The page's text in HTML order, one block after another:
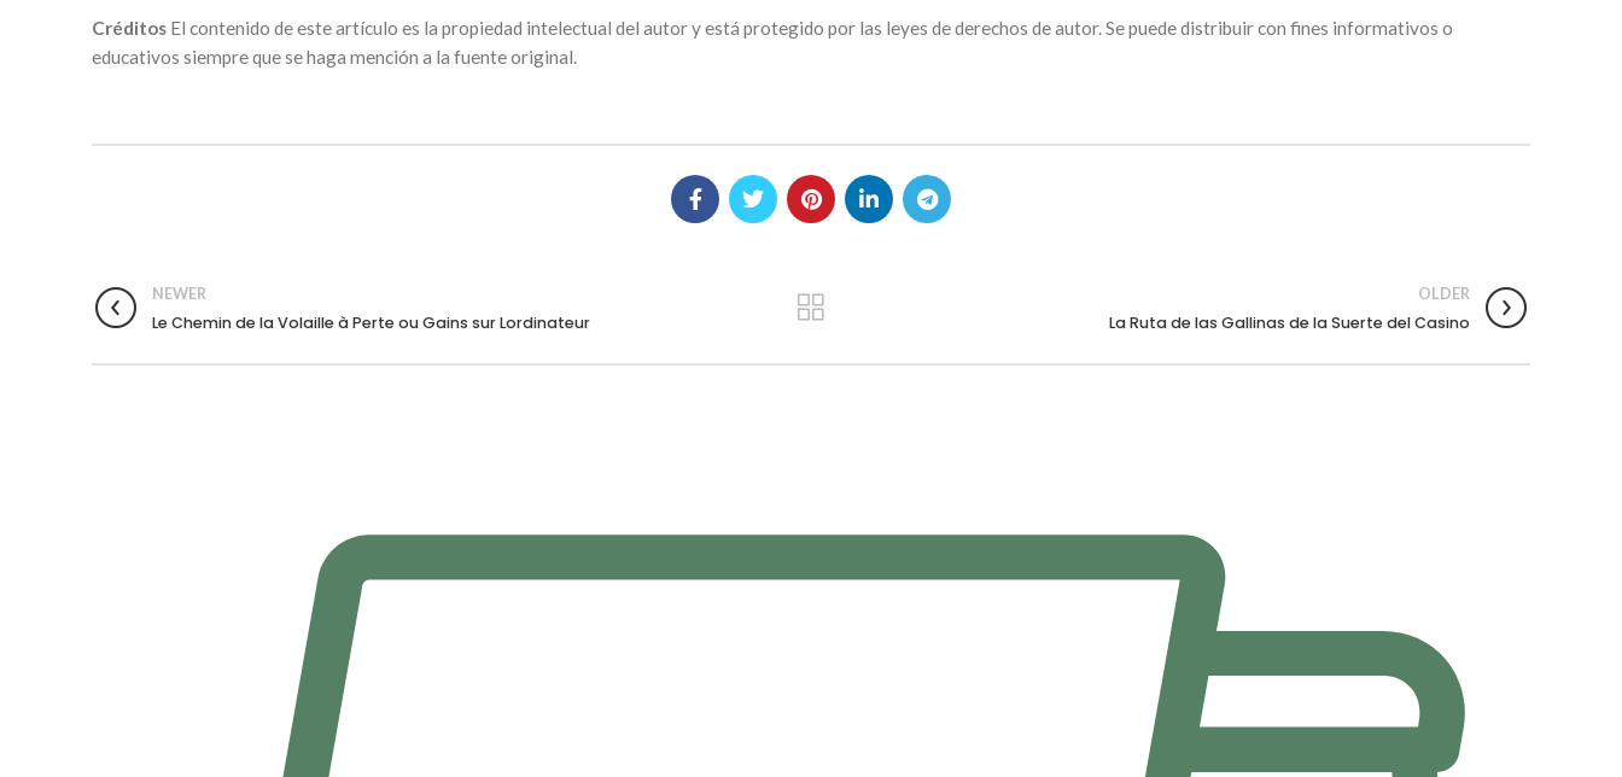
Créditos El contenido de este artículo es la propiedad intelectual del autor y está protegido por las leyes de derechos de autor. Se puede distribuir con fines informativos o
educativos siempre que se haga mención a la fuente original.
NEWER
Le Chemin de la Volaille à Perte ou Gains sur Lordinateur
OLDER
La Ruta de las Gallinas de la Suerte del Casino